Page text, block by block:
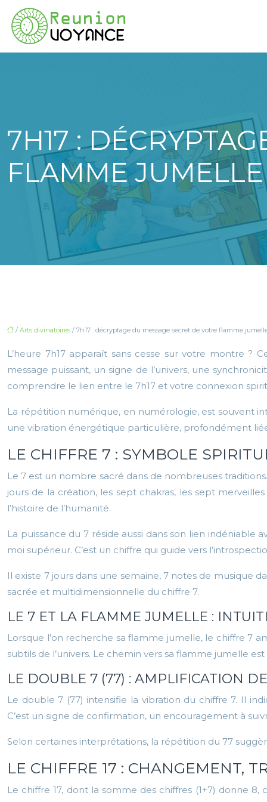
7H17 :
FLAMME JUMELLE
/ Arts divinatoires / 7h17 : décryptage du message secret de votre flamme
L’heure 7h17 apparaît sans cesse sur votre montre
message puissant, un signe de l’univers, une
comprendre le lien entre le 7h17 et votre connexion
La répétition numérique, en numérologie, est souvent
une vibration énergétique particulière, profondément
LE CHIFFRE 7 : SYMBOLE
Le 7 est un nombre sacré dans de nombreuses
jours de la création, les sept chakras, les sept
l’histoire de l’humanité.
La puissance du 7 réside aussi dans son lien
moi supérieur. C’est un chiffre qui guide vers
Il existe 7 jours dans une semaine, 7 notes de musique
sacrée et multidimensionnelle du chiffre 7.
LE 7 ET LA FLAMME JUMELLE :
Lorsque l’on recherche sa flamme jumelle, le chiffre 7
subtils de l’univers. Le chemin vers sa flamme jumelle
LE DOUBLE 7 (77) : AMPLIFICATION
Le double 7 (77) intensifie la vibration du chiffre 7. Il
C’est un signe de confirmation, un encouragement à
Selon certaines interprétations, la répétition du 77
LE CHIFFRE 17 : CHANGEMENT,
Le chiffre 17, dont la somme des chiffres (1+7) donne